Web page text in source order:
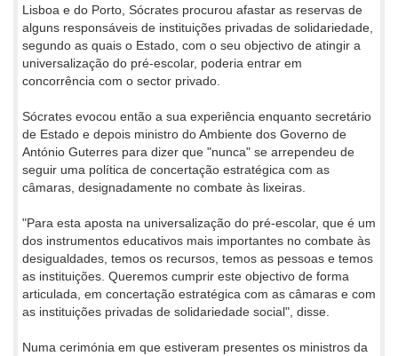
Lisboa e do Porto, Sócrates procurou afastar as reservas de
alguns responsáveis de instituições privadas de solidariedade,
segundo as quais o Estado, com o seu objectivo de atingir a
universalização do pré-escolar, poderia entrar em
concorrência com o sector privado.
Sócrates evocou então a sua experiência enquanto secretário
de Estado e depois ministro do Ambiente dos Governo de
António Guterres para dizer que "nunca" se arrependeu de
seguir uma política de concertação estratégica com as
câmaras, designadamente no combate às lixeiras.
"Para esta aposta na universalização do pré-escolar, que é um
dos instrumentos educativos mais importantes no combate às
desigualdades, temos os recursos, temos as pessoas e temos
as instituições. Queremos cumprir este objectivo de forma
articulada, em concertação estratégica com as câmaras e com
as instituições privadas de solidariedade social", disse.
Numa cerimónia em que estiveram presentes os ministros da